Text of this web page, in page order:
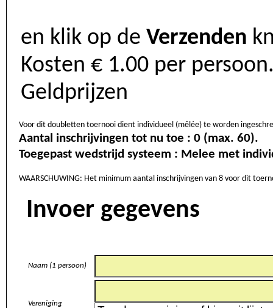
en klik op de Verzenden
Kosten € 1.00 per persoon. Melden vanaf 13:00. Spelen vanaf 13:30.
Geldprijzen
Voor dit doubletten toernooi dient individueel (mêlée) te worden
Aantal inschrijvingen tot nu toe : 0 (max. 60).
Toegepast wedstrijd
WAARSCHUWING: Het minimum aantal inschrijvingen van 8 voor dit
Invoer gegevens
Naam (1 persoon)
Vereniging